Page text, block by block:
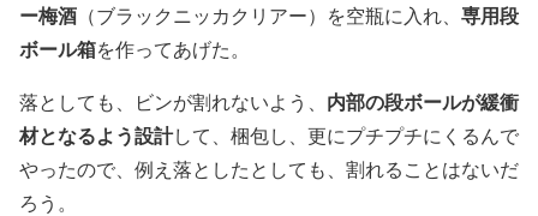
ー梅酒 （ブラックニッカクリアー）を空瓶に入れ、 専用段
ボール箱を作ってあげた。
落としても、ビンが割れないよう、 内部の段ボールが緩衝
材となるよう設計して、梱包し、更にプチプチにくるんで
やったので、例え落としたとしても、割れることはないだ
ろう。